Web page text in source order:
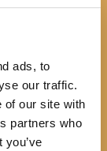
ads, to
our traffic.
of our site with
partners who
item knjižnica